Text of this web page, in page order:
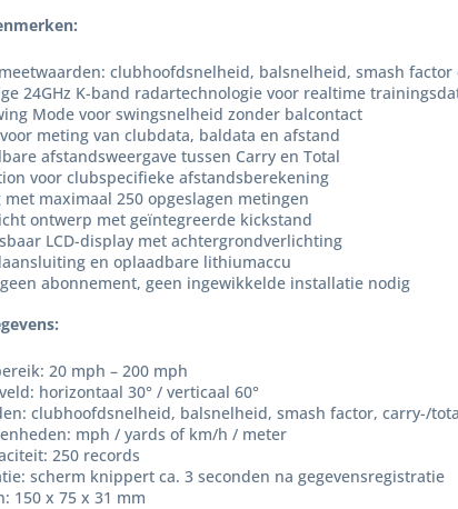
clubhoofdsnelheid, balsnelheid, smash
24GHz K-band radartechnologie voor realtime
Mode voor swingsnelheid zonder balcontact
meting van clubdata, baldata en afstand
afstandsweergave tussen Carry en Total
voor clubspecifieke afstandsberekening
met maximaal 250 opgeslagen metingen
ontwerp met geïntegreerde kickstand
LCD-display met achtergrondverlichting
en oplaadbare lithiumaccu
abonnement, geen ingewikkelde installatie nodig
20 mph – 200 mph
horizontaal 30° / verticaal 60°
clubhoofdsnelheid, balsnelheid, smash factor, carry-/
mph / yards of km/h / meter
250 records
scherm knippert ca. 3 seconden na gegevensregistratie
150 x 75 x 31 mm